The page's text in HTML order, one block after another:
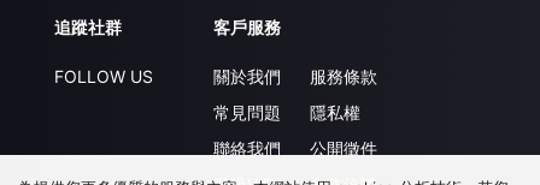
追蹤社群
FOLLOW US
客戶服務
關於我們
常見問題
聯絡我們
服務條款
隱私權
公開徵件